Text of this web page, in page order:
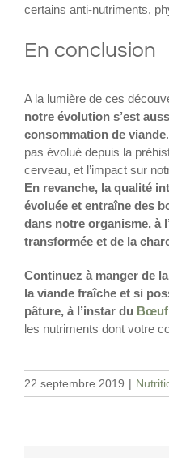
certains anti-nutriments,
En conclusion
A la lumière de ces
notre évolution s’est
consommation de viande
pas évolué depuis la
cerveau, et l’impact sur
En revanche, la qualité
évoluée et entraîne des
dans notre organisme, à
transformée et de la
Continuez à manger de
la viande fraîche et si
pâture, à l’instar du Bœuf
les nutriments dont votre
22 septembre 2019 |